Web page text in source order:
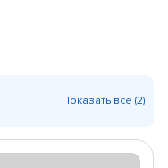
Показать все (2)